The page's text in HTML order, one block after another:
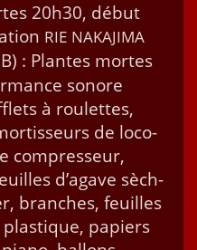
20h30, début
RIE NAKAJIMA
: Plantes mortes
sonore
à roulettes,
de loco­
com­presseur,
d’agave sèch­
branch­es, feuilles
papiers